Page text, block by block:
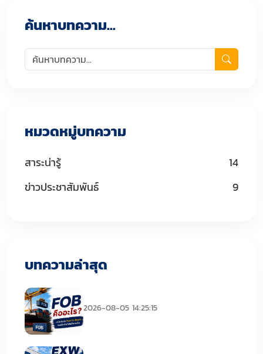
ค้นหาบทความ...
หมวดหมู่บทความ
สาระน่ารู้
14
ข่าวประชาสัมพันธ์
9
บทความล่าสุด
2026-08-05 14:25:15